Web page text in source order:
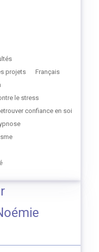
projets
Français
le stress
confiance en soi